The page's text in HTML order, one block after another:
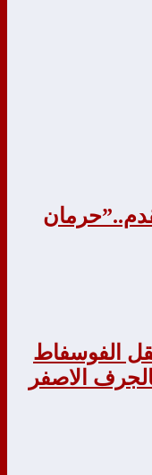
الفوسفاط
الاصفر